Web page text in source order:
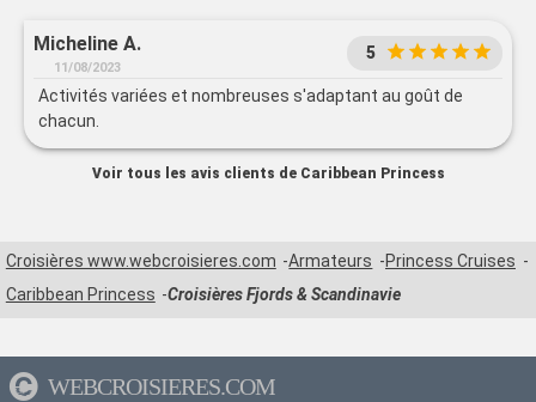
Micheline A.
11/08/2023
5
Activités variées et nombreuses s'adaptant au goût de
chacun.
Voir tous les avis clients de Caribbean Princess
Croisières www.webcroisieres.com Armateurs
Princess Cruises
Caribbean Princess
Croisières Fjords & Scandinavie
WEBCROISIERES.COM